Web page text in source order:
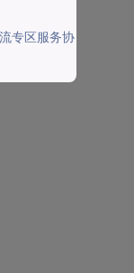
专区服务协